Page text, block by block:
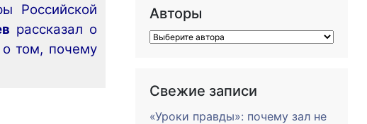
Российской
рассказал о
о том, почему
Авторы
Свежие записи
«Уроки правды»: почему зал не